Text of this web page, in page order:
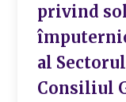
privind
al
Consiliul